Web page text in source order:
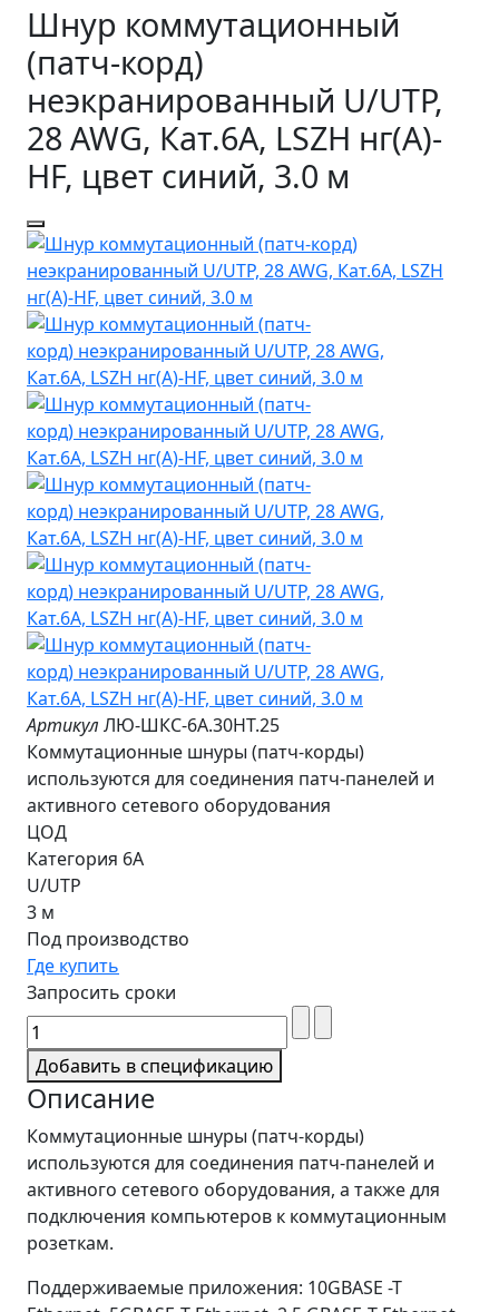
Шнур коммутационный
(патч-корд)
неэкранированный U/UTP,
28 AWG, Кат.6A, LSZH нг(А)-
HF, цвет синий, 3.0 м
Артикул ЛЮ-ШКС-6A.30НТ.25
Коммутационные шнуры (патч-корды)
используются для соединения патч-панелей и
активного сетевого оборудования
ЦОД
Категория 6A
U/UTP
3 м
Под производство
Где купить
Запросить сроки
Добавить в спецификацию
Описание
Коммутационные шнуры (патч-корды)
используются для соединения патч-панелей и
активного сетевого оборудования, а также для
подключения компьютеров к коммутационным
розеткам.
Поддерживаемые приложения: 10GBASE -T